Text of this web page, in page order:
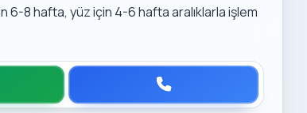
6-8 hafta, yüz için 4-6 hafta aralıklarla işlem